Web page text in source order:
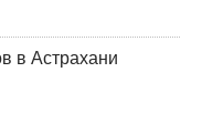
в Астрахани